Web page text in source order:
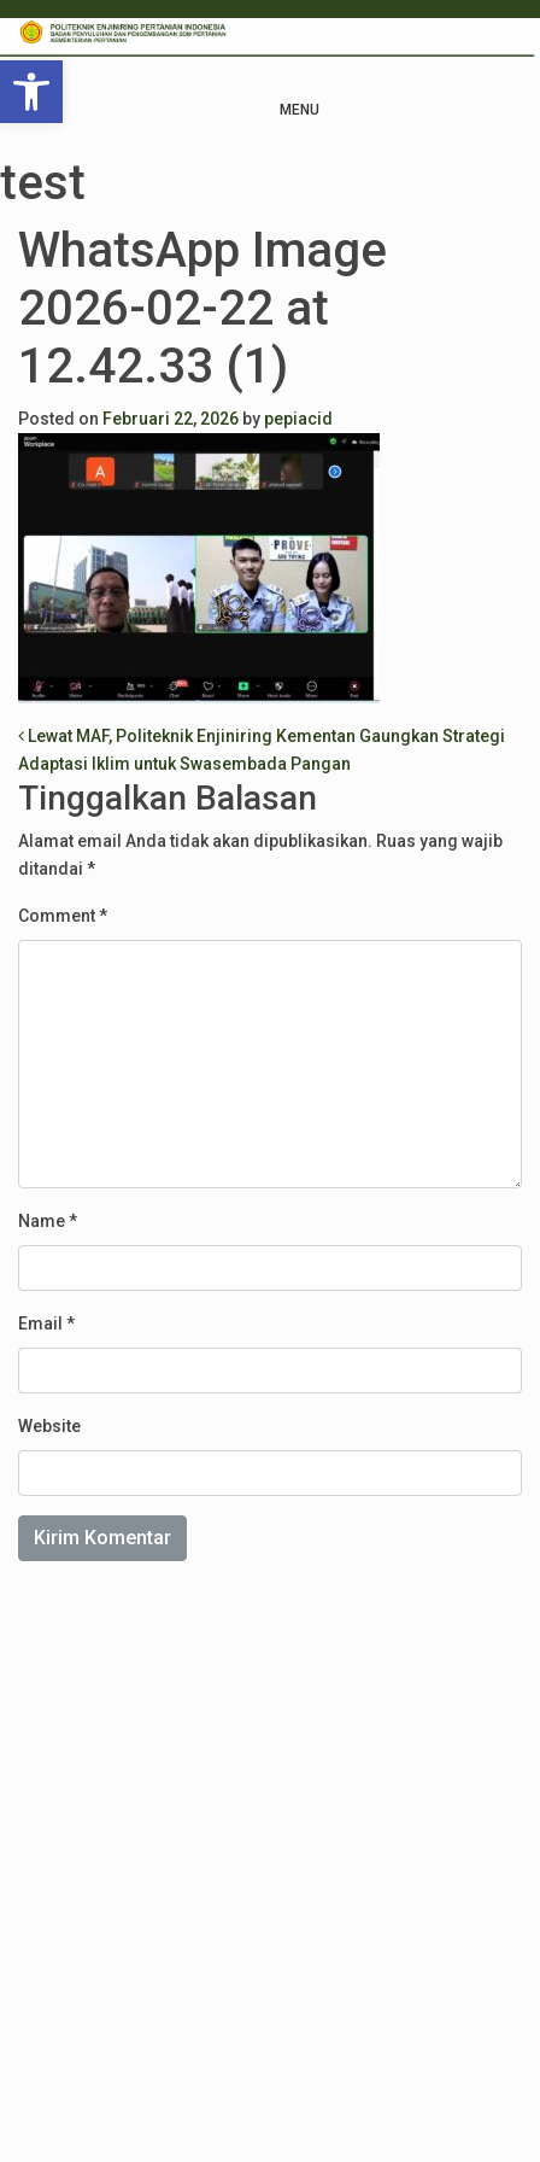
Open toolbar
MENU
test
WhatsApp Image
2026-02-22 at
12.42.33 (1)
Posted on Februari 22, 2026 by pepiacid
Post navigation
Lewat MAF, Politeknik Enjiniring Kementan Gaungkan Strategi
Adaptasi Iklim untuk Swasembada Pangan
Tinggalkan Balasan
Alamat email Anda tidak akan dipublikasikan. Ruas yang wajib
ditandai *
Comment*
Name*
Email *
Website